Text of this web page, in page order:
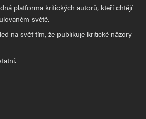
platforma kritických autorů, kteří chtějí
světě.
na svět tím, že publikuje kritické názory